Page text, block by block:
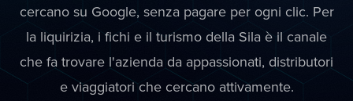
cercano su Google, senza pagare per ogni clic. Per
la liquirizia, i fichi e il turismo della Sila è il canale
che fa trovare l'azienda da appassionati, distributori
e viaggiatori che cercano attivamente.